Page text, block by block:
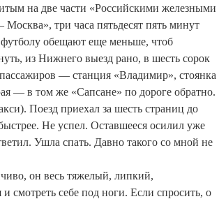
на две части «Российскими железными
три часа пятьдесят пять минут
обещают еще меньше, чтоб
из Нижнего выезд рано, в шесть сорок
— станция «Владимир», стоянка
— в том же «Сапсане» по дороге обратно.
Поезд приехал за шесть страниц до
Не успел. Оставшееся осилил уже
Ушла спать. Давно такого со мной не
он весь тяжелый, липкий,
смотреть себе под ноги. Если спросить, о